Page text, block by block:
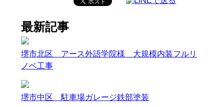
最新記事
堺市北区 アース外語学院様 大規模内装フルリ
ノベ工事
堺市中区 駐車場ガレージ鉄部塗装